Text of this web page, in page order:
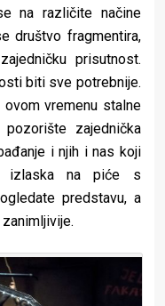
na različite načine
društvo fragmentira,
prisutnost.
biti sve potrebnije.
vremenu stalne
zajednička
i njih i nas koji
izlaska na piće s
predstavu, a